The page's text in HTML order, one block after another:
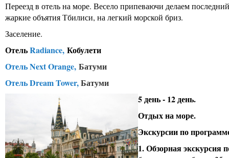
Переезд в отель на море. Весело припеваючи делаем
жаркие объятия Тбилиси, на легкий морской бриз.
Заселение.
ОтельRadiance, Кобулети
Отель Next Orange, Батуми
Отель Dream Tower,Батуми
5 день - 12 день.
Отдых на море.
Экскурсии по
1. Обзорная экскурсия